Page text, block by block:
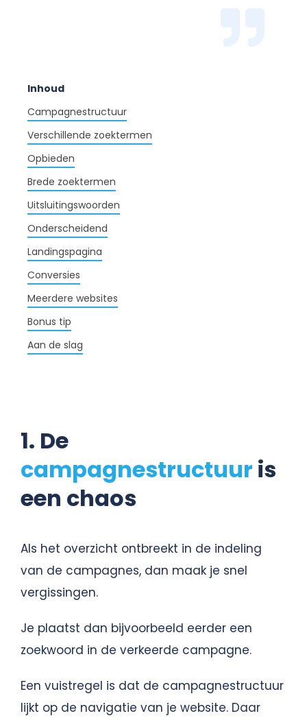
Inhoud
Campagnestructuur
Verschillende zoektermen
Opbieden
Brede zoektermen
Uitsluitingswoorden
Onderscheidend
Landingspagina
Conversies
Meerdere websites
Bonus tip
Aan de slag
1. De
campagnestructuur is
een chaos
Als het overzicht ontbreekt in de indeling
van de campagnes, dan maak je snel
vergissingen.
Je plaatst dan bijvoorbeeld eerder een
zoekwoord in de verkeerde campagne.
Een vuistregel is dat de campagnestructuur
lijkt op de navigatie van je website. Daar